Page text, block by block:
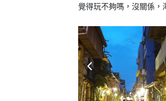
覺得玩不夠嗎，沒關係